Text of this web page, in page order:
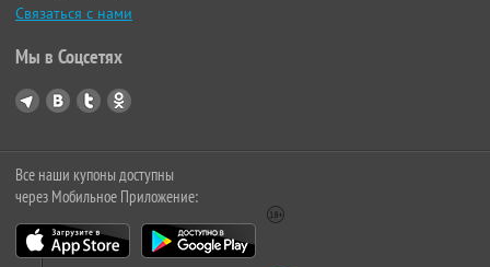
Связаться с нами
Мы в Соцсетях
Все наши купоны доступны
через Мобильное Приложение: